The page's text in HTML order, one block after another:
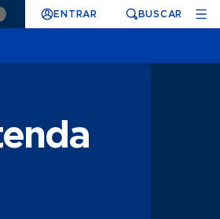
ENTRAR BUSCAR